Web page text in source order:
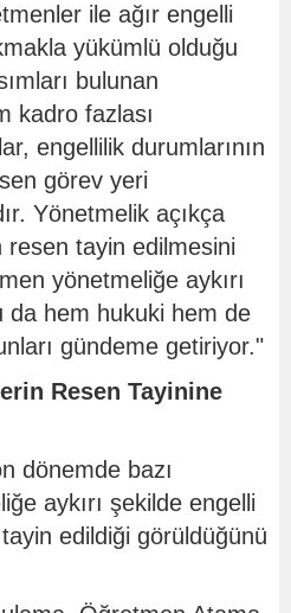
ile ağır engelli
yükümlü olduğu
bulunan
kadro fazlası
engellilik durumlarının
görev yeri
Yönetmelik açıkça
tayin edilmesini
yönetmeliğe aykırı
da hem hukuki hem de
gündeme getiriyor."
Resen Tayinine
dönemde bazı
aykırı şekilde engelli
edildiği görüldüğünü